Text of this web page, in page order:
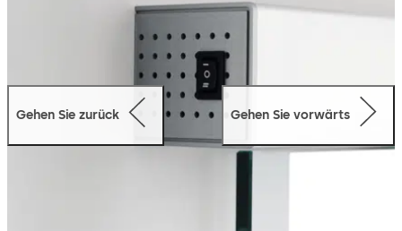
Gehen Sie zurück Gehen Sie vorwärts